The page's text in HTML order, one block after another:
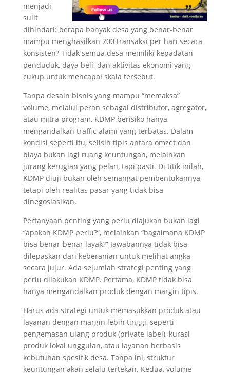
menjadi
sulit
dihindari: berapa banyak desa yang benar-benar
mampu menghasilkan 200 transaksi per hari secara
konsisten? Tidak semua desa memiliki kepadatan
penduduk, daya beli, dan aktivitas ekonomi yang
cukup untuk mencapai skala tersebut.
Tanpa desain bisnis yang mampu “memaksa”
volume, melalui peran sebagai distributor, agregator,
atau mitra program, KDMP berisiko hanya
mengandalkan traffic alami yang terbatas. Dalam
kondisi seperti itu, selisih tipis antara omzet dan
biaya bukan lagi ruang keuntungan, melainkan
jurang kerugian yang pelan, tapi pasti. Di titik inilah,
KDMP diuji bukan oleh semangat pembentukannya,
tetapi oleh realitas pasar yang tidak bisa
dinegosiasikan.
Pertanyaan penting yang perlu diajukan bukan lagi
“apakah KDMP perlu?”, melainkan “bagaimana KDMP
bisa benar-benar layak?” Jawabannya tidak bisa
dilepaskan dari keberanian untuk melihat angka
secara jujur. Ada sejumlah strategi penting yang
perlu dilakukan KDMP. Pertama, KDMP tidak bisa
hanya mengandalkan produk dengan margin tipis.
Harus ada strategi untuk memasukkan produk atau
layanan dengan margin lebih tinggi, seperti
pengemasan ulang produk (private label), kurasi
produk lokal unggulan, atau layanan berbasis
kebutuhan spesifik desa. Tanpa ini, struktur
keuntungan akan selalu tertekan. Kedua, volume